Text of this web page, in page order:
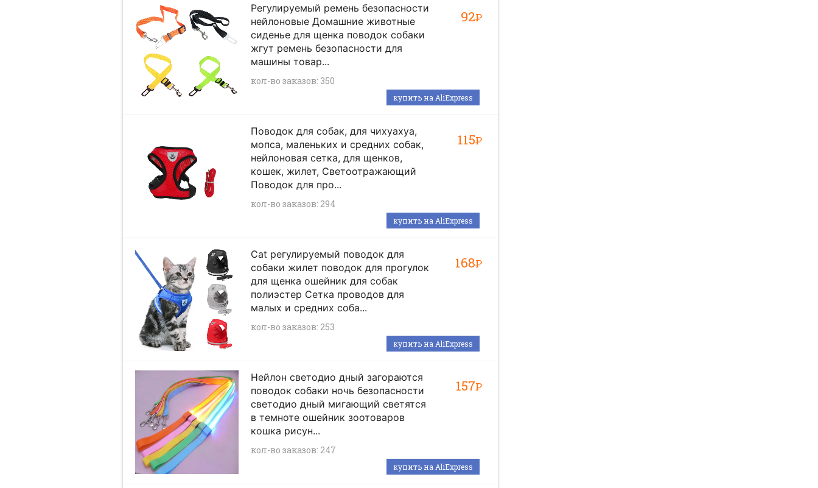
Регулируемый ремень безопасности
нейлоновые Домашние животные
сиденье для щенка поводок собаки
жгут ремень безопасности для
машины товар...
кол-во заказов: 350
92Р
купить на AliExpress
Поводок для собак, для чихуахуа,
мопса, маленьких и средних собак,
нейлоновая сетка, для щенков,
кошек, жилет, Светоотражающий
Поводок для про...
кол-во заказов: 294
115Р
купить на AliExpress
Cat регулируемый поводок для
собаки жилет поводок для прогулок
для щенка ошейник для собак
полиэстер Сетка проводов для
малых и средних соба...
кол-во заказов: 253
168Р
купить на AliExpress
Нейлон светодио дный загораются
поводок собаки ночь безопасности
светодио дный мигающий светятся
в темноте ошейник зоотоваров
кошка рисун...
кол-во заказов: 247
157Р
купить на AliExpress